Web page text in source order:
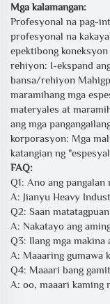
Mga kalamangan:
Profesyonal na pag-
profesyonal na
epektibong
rehiyon: I-ekspand
bansa/rehiyon
maramihang mga
materyales at
ang mga
korporasyon: Mga
katangian ng
FAQ:
Q1: Ano ang
A: Jianyu Heavy
Q2: Saan
A: Nakatayo ang
Q3: Ilang mga makina
A: Maaaring gumawa
Q4: Maaari bang
A: oo, maaari kaming